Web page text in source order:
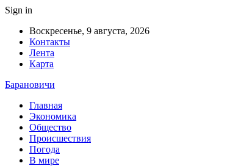
Sign in
Воскресенье, 9 августа, 2026
Контакты
Лента
Карта
Барановичи
Главная
Экономика
Общество
Происшествия
Погода
В мире